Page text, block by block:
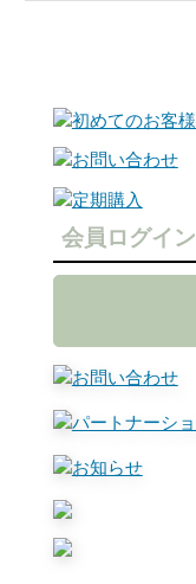
会員ログイン